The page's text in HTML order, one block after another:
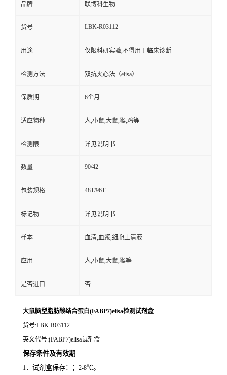
品牌 联博科生物
货号 LBK-R03112
用途 仅限科研实验,不得用于临床诊断
检测方法 双抗夹心法（elisa）
保质期 6个月
适应物种 人,小鼠,大鼠,猴,鸡等
检测限 详见说明书
数量 90/42
包装规格 48T/96T
标记物 详见说明书
样本 血清,血浆,细胞上清液
应用 人,小鼠,大鼠,猴等
是否进口 否
大鼠脑型脂肪酸结合蛋白(FABP7)elisa检测试剂盒
货号:LBK-R03112
英文代号:(FABP7)elisa试剂盒
保存条件及有效期
1．试剂盒保存：； 2-8℃。